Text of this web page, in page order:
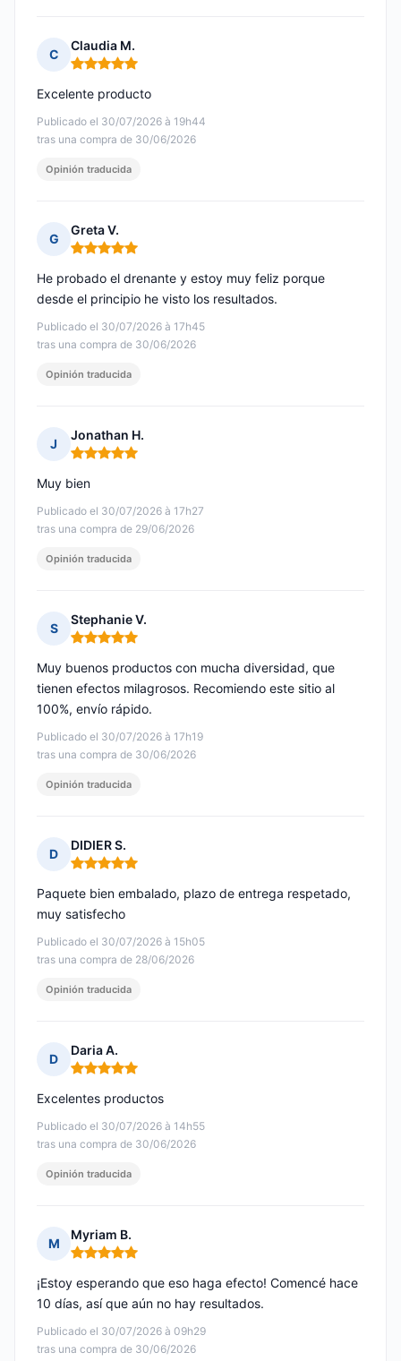
C
Claudia M.
Nota: 5 de 5
Publicado el 30/07/2026 à 19h44
tras una compra de 30/06/2026
Excelente producto
Opinión traducida
G
Greta V.
Nota: 5 de 5
Publicado el 30/07/2026 à 17h45
tras una compra de 30/06/2026
He probado el drenante y estoy muy feliz porque
desde el principio he visto los resultados.
Opinión traducida
J
Jonathan H.
Nota: 5 de 5
Publicado el 30/07/2026 à 17h27
tras una compra de 29/06/2026
Muy bien
Opinión traducida
S
Stephanie V.
Nota: 5 de 5
Publicado el 30/07/2026 à 17h19
tras una compra de 30/06/2026
Muy buenos productos con mucha diversidad, que
tienen efectos milagrosos. Recomiendo este sitio al
100%, envío rápido.
Opinión traducida
D
DIDIER S.
Nota: 5 de 5
Publicado el 30/07/2026 à 15h05
tras una compra de 28/06/2026
Paquete bien embalado, plazo de entrega respetado,
muy satisfecho
Opinión traducida
D
Daria A.
Nota: 5 de 5
Publicado el 30/07/2026 à 14h55
tras una compra de 30/06/2026
Excelentes productos
Opinión traducida
M
Myriam B.
Nota: 5 de 5
Publicado el 30/07/2026 à 09h29
tras una compra de 30/06/2026
¡Estoy esperando que eso haga efecto! Comencé hace
10 días, así que aún no hay resultados.